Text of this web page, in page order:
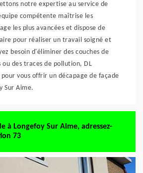
notre expertise au service de
compétente maîtrise les
les plus avancées et dispose de
pour réaliser un travail soigné et
besoin d'éliminer des couches de
des traces de pollution, DL
vous offrir un décapage de façade
Sur Aime.
à Longefoy Sur Aime, adressez-
73